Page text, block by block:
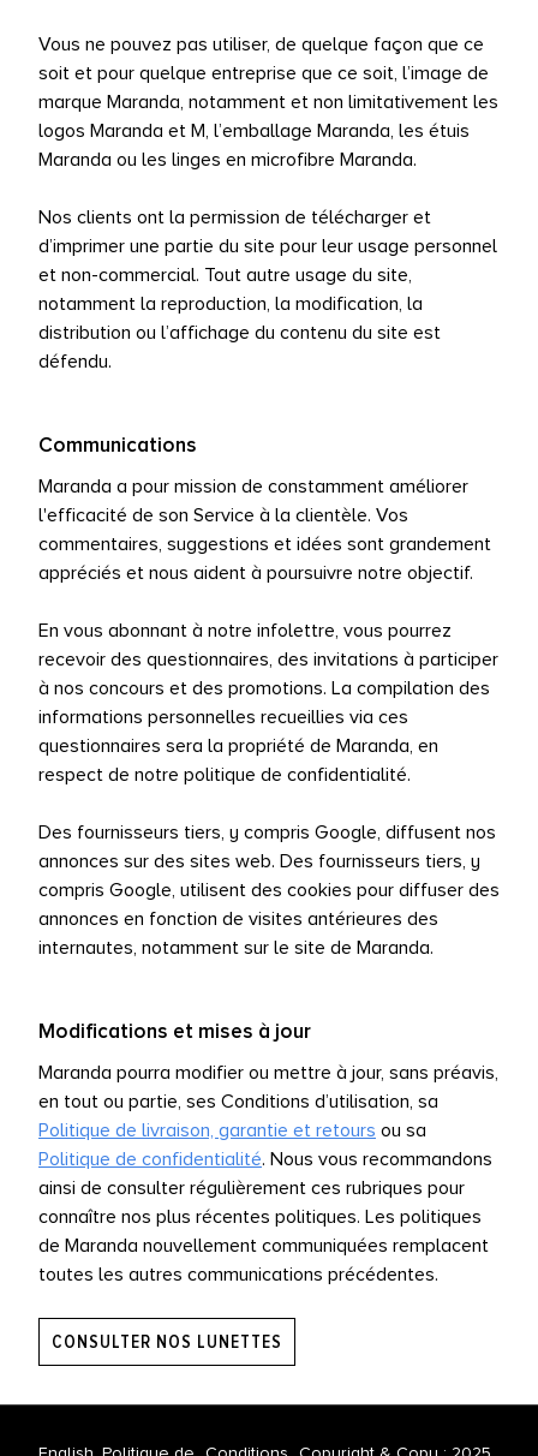
Vous ne pouvez pas utiliser, de quelque façon que ce
soit et pour quelque entreprise que ce soit, l’image de
marque Maranda, notamment et non limitativement les
logos Maranda et M, l’emballage Maranda, les étuis
Maranda ou les linges en microfibre Maranda.
Nos clients ont la permission de télécharger et
d’imprimer une partie du site pour leur usage personnel
et non-commercial. Tout autre usage du site,
notamment la reproduction, la modification, la
distribution ou l’affichage du contenu du site est
défendu.
Communications
Maranda a pour mission de constamment améliorer
l'efficacité de son Service à la clientèle. Vos
commentaires, suggestions et idées sont grandement
appréciés et nous aident à poursuivre notre objectif.
En vous abonnant à notre infolettre, vous pourrez
recevoir des questionnaires, des invitations à participer
à nos concours et des promotions. La compilation des
informations personnelles recueillies via ces
questionnaires sera la propriété de Maranda, en
respect de notre politique de confidentialité.
Des fournisseurs tiers, y compris Google, diffusent nos
annonces sur des sites web. Des fournisseurs tiers, y
compris Google, utilisent des cookies pour diffuser des
annonces en fonction de visites antérieures des
internautes, notamment sur le site de Maranda.
Modifications et mises à jour
Maranda pourra modifier ou mettre à jour, sans préavis,
en tout ou partie, ses Conditions d’utilisation, sa
Politique de livraison, garantie et retours ou sa
Politique de confidentialité. Nous vous recommandons
ainsi de consulter régulièrement ces rubriques pour
connaître nos plus récentes politiques. Les politiques
de Maranda nouvellement communiquées remplacent
toutes les autres communications précédentes.
CONSULTER NOS LUNETTES